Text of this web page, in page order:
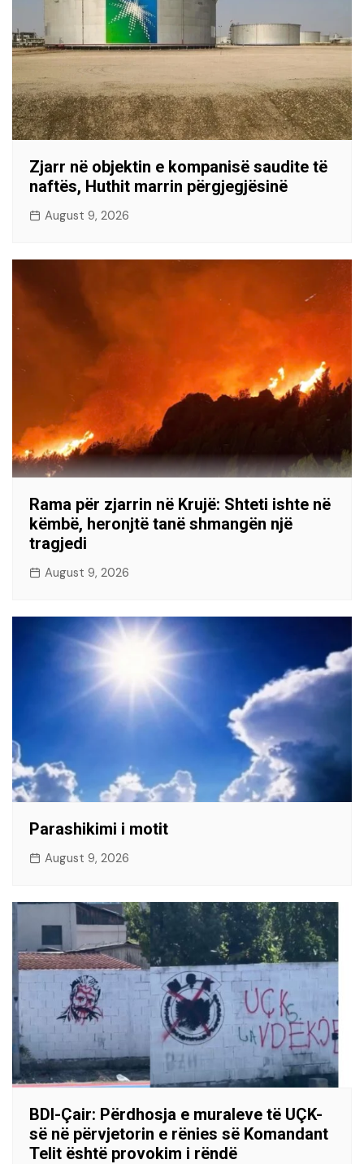
Zjarr në objektin e kompanisë saudite të
naftës, Huthit marrin përgjegjësinë
August 9, 2026
Rama për zjarrin në Krujë: Shteti ishte në
këmbë, heronjtë tanë shmangën një
tragjedi
August 9, 2026
Parashikimi i motit
August 9, 2026
BDI-Çair: Përdhosja e muraleve të UÇK-
së në përvjetorin e rënies së Komandant
Telit është provokim i rëndë